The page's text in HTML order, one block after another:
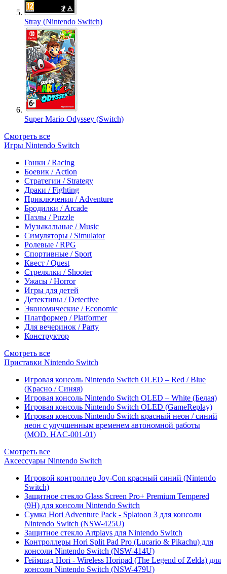
Stray (Nintendo Switch)
Super Mario Odyssey (Switch)
Смотреть все
Игры Nintendo Switch
Гонки / Racing
Боевик / Action
Стратегии / Strategy
Драки / Fighting
Приключения / Adventure
Бродилки / Arcade
Пазлы / Puzzle
Музыкальные / Music
Симуляторы / Simulator
Ролевые / RPG
Спортивные / Sport
Квест / Quest
Стрелялки / Shooter
Ужасы / Horror
Игры для детей
Детективы / Detective
Экономические / Economic
Платформер / Platformer
Для вечеринок / Party
Конструктор
Смотреть все
Приставки Nintendo Switch
Игровая консоль Nintendo Switch OLED – Red / Blue
(Красно / Синяя)
Игровая консоль Nintendo Switch OLED – White (Белая)
Игровая консоль Nintendo Switch OLED (GameReplay)
Игровая консоль Nintendo Switch красный неон / синий
неон с улучшенным временем автономной работы
(MOD. HAC-001-01)
Смотреть все
Аксессуары Nintendo Switch
Игровой контроллер Joy-Con красный синий (Nintendo
Switch)
Защитное стекло Glass Screen Pro+ Premium Tempered
(9H) для консоли Nintendo Switch
Сумка Hori Adventure Pack - Splatoon 3 для консоли
Nintendo Switch (NSW-425U)
Защитное стекло Artplays для Nintendo Switch
Контроллеры Hori Split Pad Pro (Lucario & Pikachu) для
консоли Nintendo Switch (NSW-414U)
Геймпад Hori - Wireless Horipad (The Legend of Zelda) для
консоли Nintendo Switch (NSW-479U)